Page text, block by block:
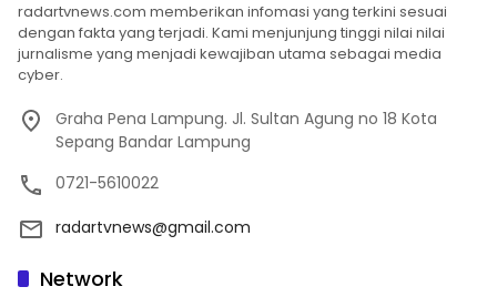
radartvnews.com memberikan infomasi yang terkini sesuai
dengan fakta yang terjadi. Kami menjunjung tinggi nilai nilai
jurnalisme yang menjadi kewajiban utama sebagai media
cyber.
Graha Pena Lampung. Jl. Sultan Agung no 18 Kota
Sepang Bandar Lampung
0721-5610022
radartvnews@gmail.com
Network